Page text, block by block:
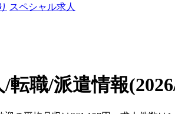
スペシャル求人
転職/派遣情報